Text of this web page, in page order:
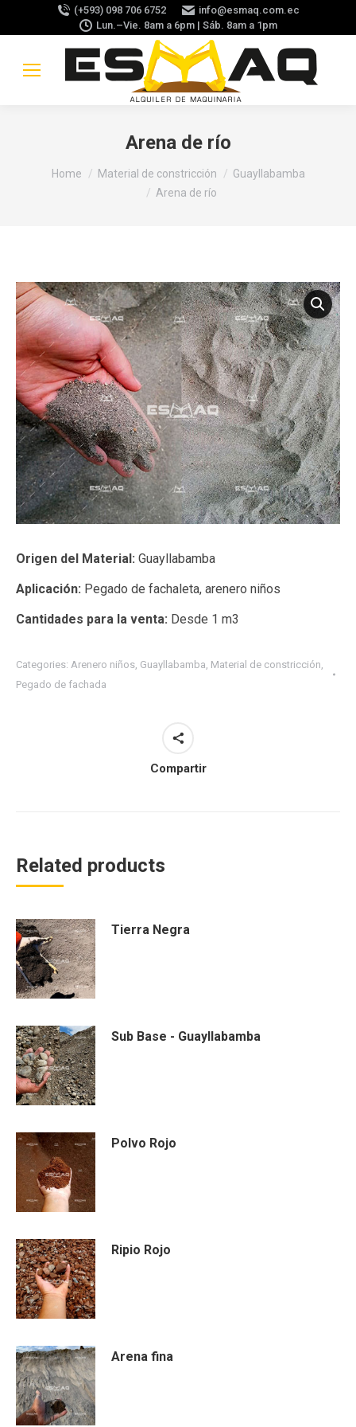
(+593) 098 706 6752
info@esmaq.com.ec
Lun.–Vie. 8am a 6pm | Sáb. 8am a 1pm
Arena de río
You are here:
Home Material de constricción
Guayllabamba
Arena de río
Origen del Material: Guayllabamba
Aplicación: Pegado de fachaleta, arenero niños
Cantidades para la venta: Desde 1 m3
Categories: Arenero niños Guayllabamba Material de constricción
Pegado de fachada
Compartir
Related products
Tierra Negra
Sub Base - Guayllabamba
Polvo Rojo
Ripio Rojo
Arena fina